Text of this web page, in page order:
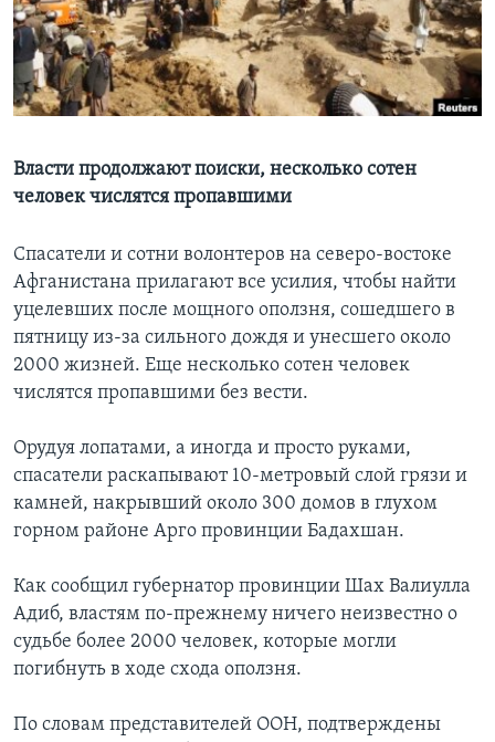
Learning English
СОЦИАЛЬНЫЕ СЕТИ
Языки
Власти продолжают поиски, несколько сотен
человек числятся пропавшими
Спасатели и сотни волонтеров на северо-востоке
Афганистана прилагают все усилия, чтобы найти
уцелевших после мощного оползня, сошедшего в
пятницу из-за сильного дождя и унесшего около
2000 жизней. Еще несколько сотен человек
числятся пропавшими без вести.
Орудуя лопатами, а иногда и просто руками,
спасатели раскапывают 10-метровый слой грязи и
камней, накрывший около 300 домов в глухом
горном районе Арго провинции Бадахшан.
Как сообщил губернатор провинции Шах Валиулла
Адиб, властям по-прежнему ничего неизвестно о
судьбе более 2000 человек, которые могли
погибнуть в ходе схода оползня.
По словам представителей ООН, подтверждены